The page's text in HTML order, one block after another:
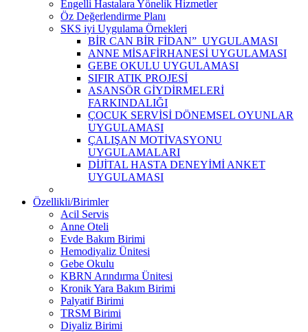
Engelli Hastalara Yönelik Hizmetler
Öz Değerlendirme Planı
SKS iyi Uygulama Örnekleri
BİR CAN BİR FİDAN” UYGULAMASI
ANNE MİSAFİRHANESİ UYGULAMASI
GEBE OKULU UYGULAMASI
SIFIR ATIK PROJESİ
ASANSÖR GİYDİRMELERİ
FARKINDALIĞI
ÇOCUK SERVİSİ DÖNEMSEL OYUNLAR
UYGULAMASI
ÇALIŞAN MOTİVASYONU
UYGULAMALARI
DİJİTAL HASTA DENEYİMİ ANKET
UYGULAMASI
Özellikli/Birimler
Acil Servis
Anne Oteli
Evde Bakım Birimi
Hemodiyaliz Ünitesi
Gebe Okulu
KBRN Arındırma Ünitesi
Kronik Yara Bakım Birimi
Palyatif Birimi
TRSM Birimi
Diyaliz Birimi